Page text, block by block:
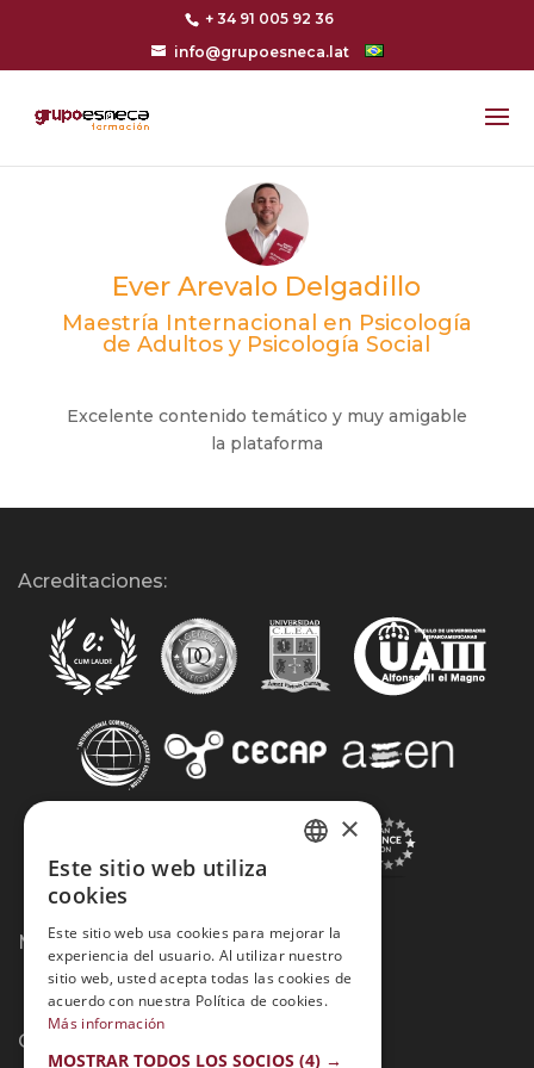
+ 34 91 005 92 36
info@grupoesneca.lat
Ever Arevalo Delgadillo
Maestría Internacional en Psicología
de Adultos y Psicología Social
Excelente contenido temático y muy amigable
la plataforma
Acreditaciones:
Métodos de Pago:
Contacto:
×
Este sitio web utiliza
cookies
Este sitio web usa cookies para mejorar la
experiencia del usuario. Al utilizar nuestro
sitio web, usted acepta todas las cookies de
acuerdo con nuestra Política de cookies.
Más información
MOSTRAR TODOS LOS SOCIOS (4) →